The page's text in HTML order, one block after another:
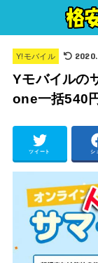
Y!モバイル
Yモバイルの
one一括540
ツイート シ